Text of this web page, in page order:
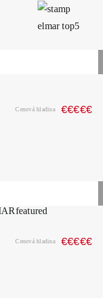
Cenová hladina €€€€€
Cenová hladina €€€€€